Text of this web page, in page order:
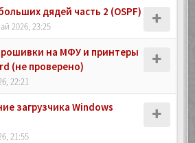
дядей часть 2 (OSPF)
2026, 23:25
на МФУ и принтеры
(не проверено)
22:21
загрузчика Windows
21:55